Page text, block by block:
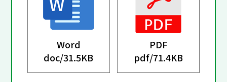
Word
doc/31.5KB
PDF
pdf/71.4KB